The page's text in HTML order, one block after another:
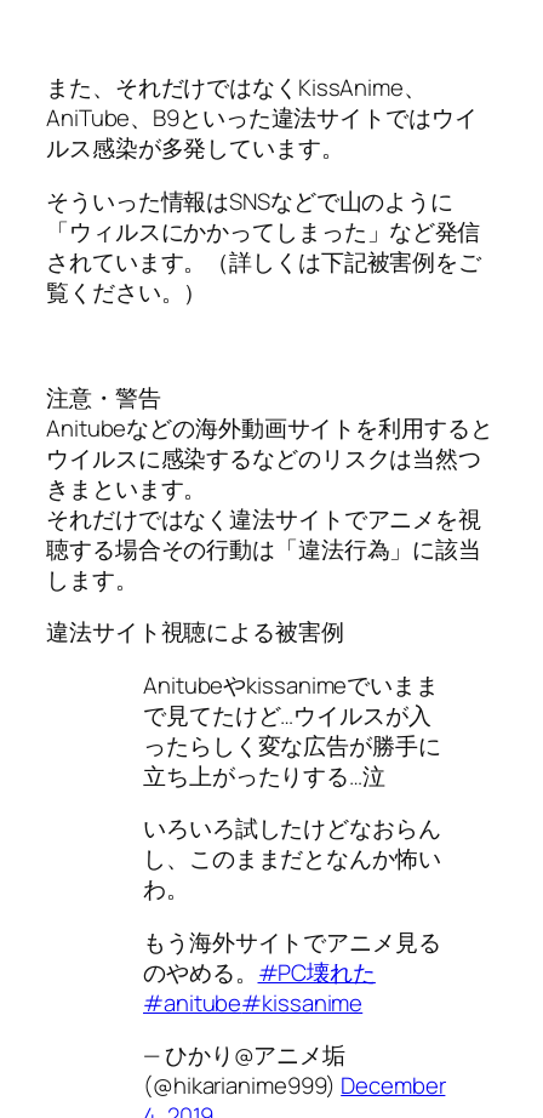
また、それだけではなくKissAnime、
AniTube、B9といった違法サイトではウイ
ルス感染が多発しています。
そういった情報はSNSなどで山のように
「ウィルスにかかってしまった」など発信
されています。（詳しくは下記被害例をご
覧ください。）
注意・警告
Anitubeなどの海外動画サイトを利用すると
ウイルスに感染するなどのリスクは当然つ
きまといます。
それだけではなく違法サイトでアニメを視
聴する場合その行動は「違法行為」に該当
します。
違法サイト視聴による被害例
Anitubeやkissanimeでいまま
で見てたけど…ウイルスが入
ったらしく変な広告が勝手に
立ち上がったりする…泣
いろいろ試したけどなおらん
し、このままだとなんか怖い
わ。
もう海外サイトでアニメ見る
のやめる。 #PC壊れた
#anitube#kissanime
— ひかり@アニメ垢
(@hikarianime999) December